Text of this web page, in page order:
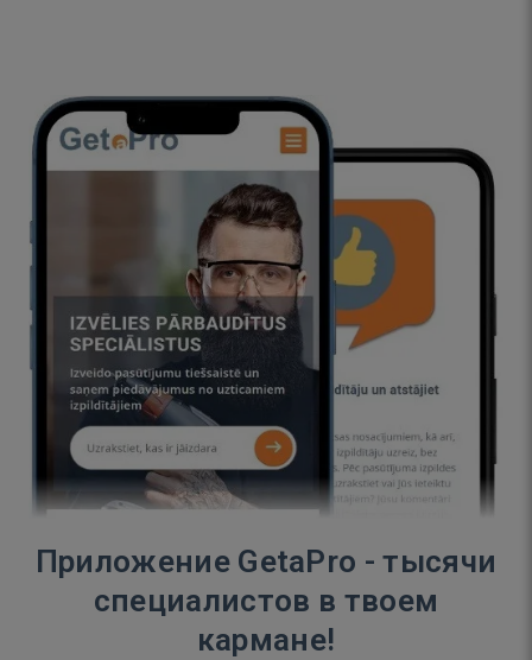
Приложение GetaPro - тысячи
специалистов в твоем
кармане!